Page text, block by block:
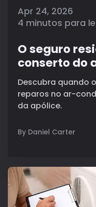
Apr 24, 2026
4 minutos para
O seguro
conserto do
Descubra quando
reparos no ar-
da apólice.
By Daniel Carter